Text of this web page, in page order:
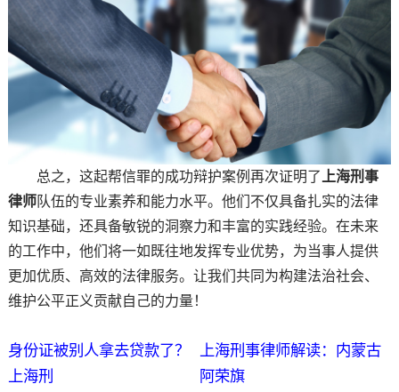
总之，这起帮信罪的成功辩护案例再次证明了 上海刑事
律师队伍的专业素养和能力水平。他们不仅具备扎实的法律
知识基础，还具备敏锐的洞察力和丰富的实践经验。在未来
的工作中，他们将一如既往地发挥专业优势，为当事人提供
更加优质、高效的法律服务。让我们共同为构建法治社会、
维护公平正义贡献自己的力量！
身份证被别人拿去贷款了？
上海刑
上海刑事律师解读：内蒙古
阿荣旗